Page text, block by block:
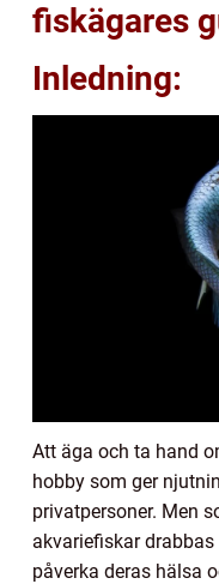
fiskägares
Inledning:
Att äga och ta hand
hobby som ger
privatpersoner. Men
akvariefiskar
påverka deras hälsa